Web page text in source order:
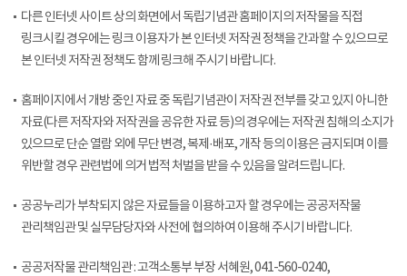
다른 인터넷 사이트 상의 화면에서 독립기념관 홈페이지의 저작물을 직접
링크시킬 경우에는 링크 이용자가 본 인터넷 저작권 정책을 간과할 수 있으므로
본 인터넷 저작권 정책도 함께 링크해 주시기 바랍니다.
홈페이지에서 개방 중인 자료 중 독립기념관이 저작권 전부를 갖고 있지 아니한
자료(다른 저작자와 저작권을 공유한 자료 등)의 경우에는 저작권 침해의 소지가
있으므로 단순 열람 외에 무단 변경, 복제·배포, 개작 등의 이용은 금지되며 이를
위반할 경우 관련법에 의거 법적 처벌을 받을 수 있음을 알려드립니다.
공공누리가 부착되지 않은 자료들을 이용하고자 할 경우에는 공공저작물
관리책임관 및 실무담당자와 사전에 협의하여 이용해 주시기 바랍니다.
공공저작물 관리책임관 : 고객소통부 부장 서혜원, 041-560-0240,